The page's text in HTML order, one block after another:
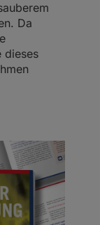
Da
dieses